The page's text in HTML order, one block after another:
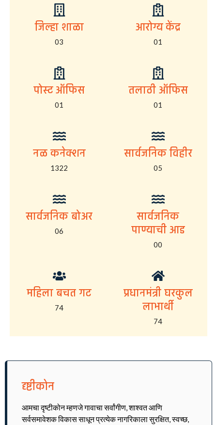
जिल्हा शाळा
03
आरोग्य केंद्र
01
पोस्ट ऑफिस
01
तलाठी ऑफिस
01
नळ कनेक्शन
1322
सार्वजनिक विहीर
05
सार्वजनिक बोअर
06
सार्वजनिक
पाण्याची आड
00
महिला बचत गट
74
प्रधानमंत्री घरकुल
लाभार्थी
74
दृष्टीकोन
आमचा दृष्टीकोन म्हणजे गावाचा सर्वांगीण, शाश्वत आणि
सर्वसमावेशक विकास साधून प्रत्येक नागरिकाला सुरक्षित, स्वच्छ,